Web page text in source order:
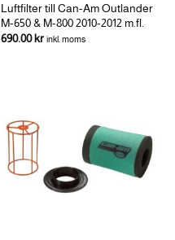
Luftfilter till Can-Am Outlander
M-650 & M-800 2010-2012 m.fl.
690.00kr inkl. moms